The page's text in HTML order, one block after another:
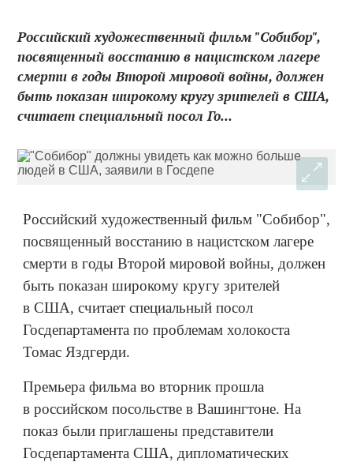
Российский художественный фильм "Собибор",
посвященный восстанию в нацистском лагере
смерти в годы Второй мировой войны, должен
быть показан широкому кругу зрителей в США,
считает специальный посол Го...
Российский художественный фильм "Собибор",
посвященный восстанию в нацистском лагере
смерти в годы Второй мировой войны, должен
быть показан широкому кругу зрителей
в США, считает специальный посол
Госдепартамента по проблемам холокоста
Томас Яздгерди.
Премьера фильма во вторник прошла
в российском посольстве в Вашингтоне. На
показ были приглашены представители
Госдепартамента США, дипломатических